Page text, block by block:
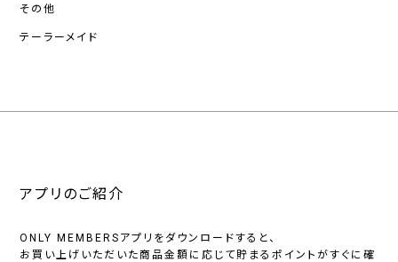
その他
テーラーメイド
アプリのご紹介
ONLY MEMBERSアプリをダウンロードすると、
お買い上げいただいた商品金額に応じて貯まるポイントがすぐに確